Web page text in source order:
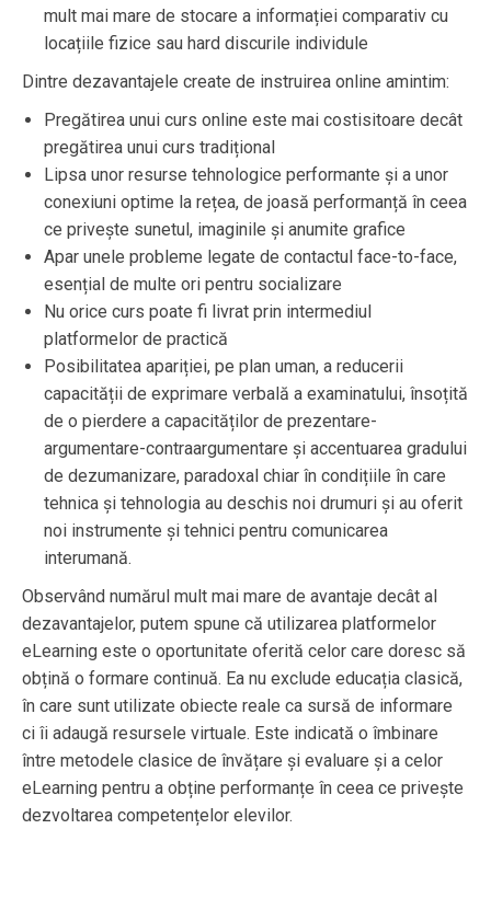
mult mai mare de stocare a informației comparativ cu
locațiile fizice sau hard discurile individule
Dintre dezavantajele create de instruirea online amintim:
Pregătirea unui curs online este mai costisitoare decât
pregătirea unui curs tradițional
Lipsa unor resurse tehnologice performante și a unor
conexiuni optime la rețea, de joasă performanță în ceea
ce privește sunetul, imaginile și anumite grafice
Apar unele probleme legate de contactul face-to-face,
esențial de multe ori pentru socializare
Nu orice curs poate fi livrat prin intermediul
platformelor de practică
Posibilitatea apariției, pe plan uman, a reducerii
capacității de exprimare verbală a examinatului, însoțită
de o pierdere a capacităților de prezentare-
argumentare-contraargumentare și accentuarea gradului
de dezumanizare, paradoxal chiar în condițiile în care
tehnica și tehnologia au deschis noi drumuri și au oferit
noi instrumente și tehnici pentru comunicarea
interumană.
Observând numărul mult mai mare de avantaje decât al
dezavantajelor, putem spune că utilizarea platformelor
eLearning este o oportunitate oferită celor care doresc să
obțină o formare continuă. Ea nu exclude educația clasică,
în care sunt utilizate obiecte reale ca sursă de informare
ci îi adaugă resursele virtuale. Este indicată o îmbinare
între metodele clasice de învățare și evaluare și a celor
eLearning pentru a obține performanțe în ceea ce privește
dezvoltarea competențelor elevilor.